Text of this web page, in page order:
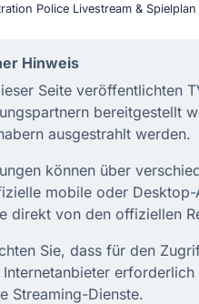
Police Livestream & Spielplan
Hinweis
Seite veröffentlichten
bereitgestellt
ausgestrahlt werden.
können über
mobile oder
direkt von den offiziellen
Sie, dass für den
Streaming-Dienste.